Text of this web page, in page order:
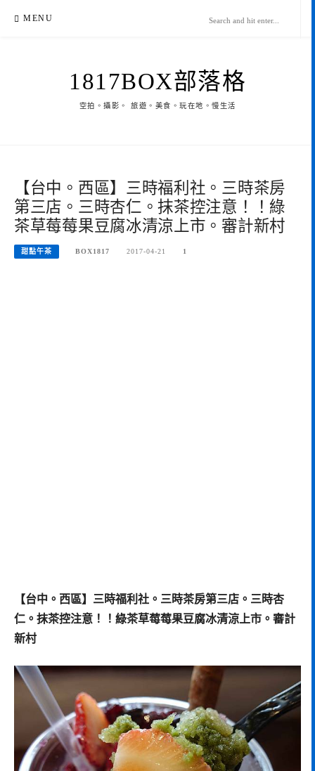
MENU
1817BOX部落格
空拍。攝影。 旅遊。美食。玩在地。慢生活
【台中。西區】三時福利社。三時茶房
第三店。三時杏仁。抹茶控注意！！綠
茶草莓莓果豆腐冰清涼上市。審計新村
甜點午茶 BOX1817 2017-04-21 1
【台中。西區】三時福利社。三時茶房第三店。三時杏
仁。抹茶控注意！！綠茶草莓莓果豆腐冰清涼上市。審計
新村